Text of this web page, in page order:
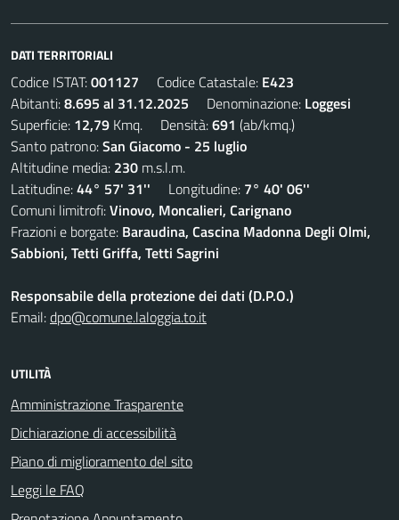
DATI TERRITORIALI
Codice ISTAT:001127 Codice Catastale: E423
Abitanti:8.695 al 31.12.2025 Denominazione: Loggesi
Superficie: 12,79 Kmq. Densità:691 (ab/kmq.)
Santo patrono:San Giacomo - 25 luglio
Altitudine media: 230 m.s.l.m.
Latitudine:44° 57' 31'' Longitudine: 7° 40' 06''
Comuni limitrofi:Vinovo, Moncalieri, Carignano
Frazioni e borgate: Baraudina, Cascina Madonna Degli Olmi,
Sabbioni, Tetti Griffa, Tetti Sagrini
Responsabile della protezione dei dati (D.P.O.)
Email:dpo@comune.laloggia.to.it
UTILITÀ
Amministrazione Trasparente
Dichiarazione di accessibilità
Piano di miglioramento del sito
Leggi le FAQ